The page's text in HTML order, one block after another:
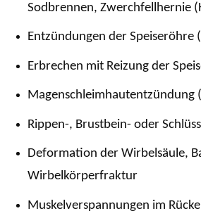
Sodbrennen, Zwerchfellhernie
Entzündungen der Speiseröhre
Erbrechen mit Reizung der
Magenschleimhautentzündung
Rippen-, Brustbein- oder
Deformation der Wirbelsäule,
Wirbelkörperfraktur
Muskelverspannungen im